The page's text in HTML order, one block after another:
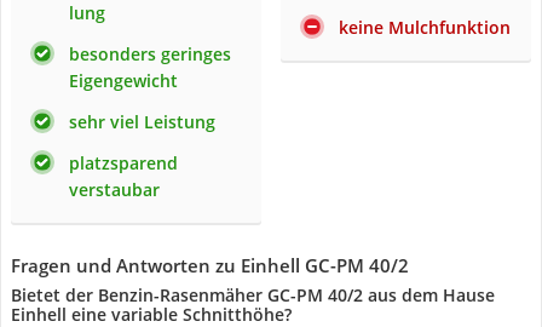
lung
besonders geringes
Eigengewicht
sehr viel Leistung
platzsparend
verstaubar
keine Mulchfunktion
Fragen und Antworten zu Einhell GC-PM 40/2
Bietet der Benzin-Rasenmäher GC-PM 40/2 aus dem Hause
Einhell eine variable Schnitthöhe?